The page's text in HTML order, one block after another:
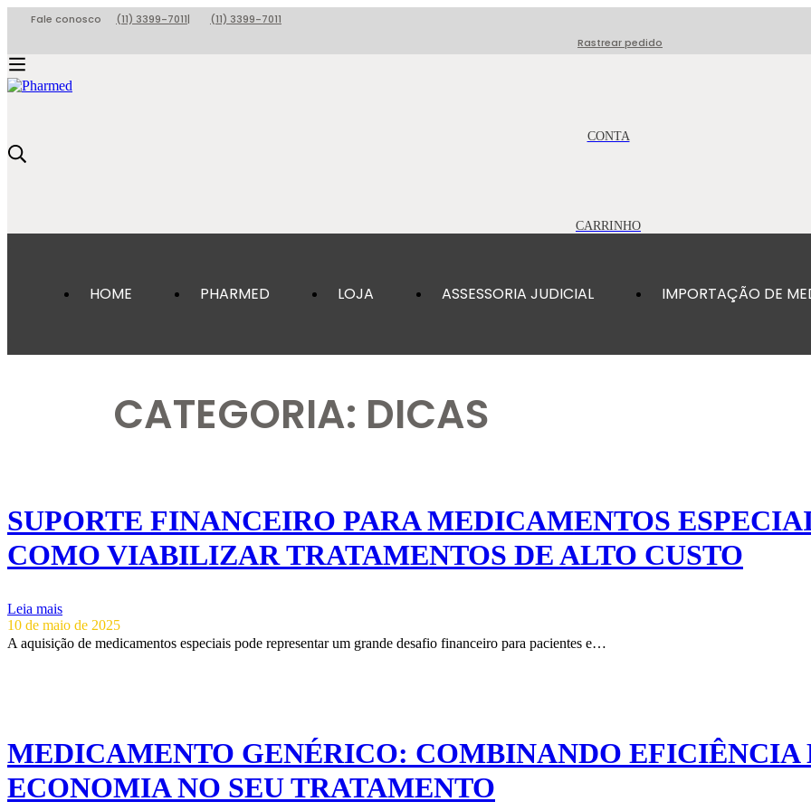
Fale conosco (11) 3399-7011|
(11) 3399-7011
Rastrear pedido
HOME PHARMED LOJA ASSESSORIA JUDICIAL IMPORTAÇÃO DE
CATEGORIA: DICAS
10 de maio de 2025
SUPORTE FINANCEIRO PARA MEDICAMENTOS
COMO VIABILIZAR TRATAMENTOS DE ALTO CUSTO
A aquisição de medicamentos especiais pode representar um grande desafio financeiro para pacientes e…
Leia mais
MEDICAMENTO GENÉRICO: COMBINANDO EFICIÊNCIA
ECONOMIA NO SEU TRATAMENTO